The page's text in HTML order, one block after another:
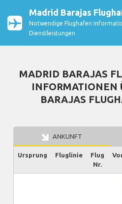
Madrid Barajas
Notwendige Flughafen
Dienstleistungen
MADRID BARAJAS
INFORMATIONEN
BARAJAS
ANKUNFT
Ursprung Fluglinie
Flug
Nr.